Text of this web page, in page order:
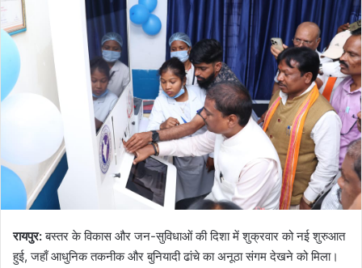
रायपुर:बस्तर के विकास और जन-सुविधाओं की दिशा में शुक्रवार को नई शुरुआत
हुई, जहाँ आधुनिक तकनीक और बुनियादी ढांचे का अनूठा संगम देखने को मिला।